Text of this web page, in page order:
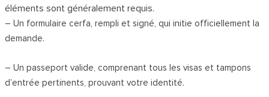
éléments sont généralement requis.
– Un formulaire cerfa, rempli et signé, qui initie officiellement la
demande.
– Un passeport valide, comprenant tous les visas et tampons
d’entrée pertinents, prouvant votre identité.